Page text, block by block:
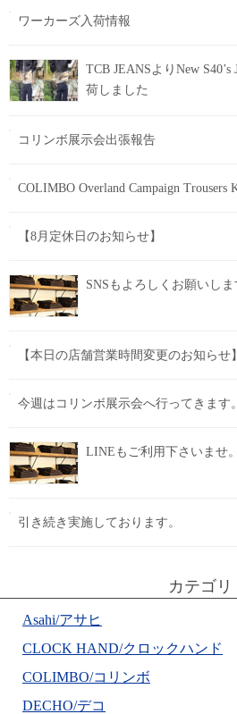
ワーカーズ入荷情報
TCB JEANSよりNew S40’s
荷しました
コリンボ展示会出張報告
COLIMBO Overland Campaign Trousers
【8月定休日のお知らせ】
SNSもよろしくお願いしま
【本日の店舗営業時間変更のお知らせ】
今週はコリンボ展示会へ行ってきます。
LINEもご利用下さいませ。
引き続き実施しております。
カテゴリ
Asahi/アサヒ
CLOCK HAND/クロックハンド
COLIMBO/コリンボ
DECHO/デコ